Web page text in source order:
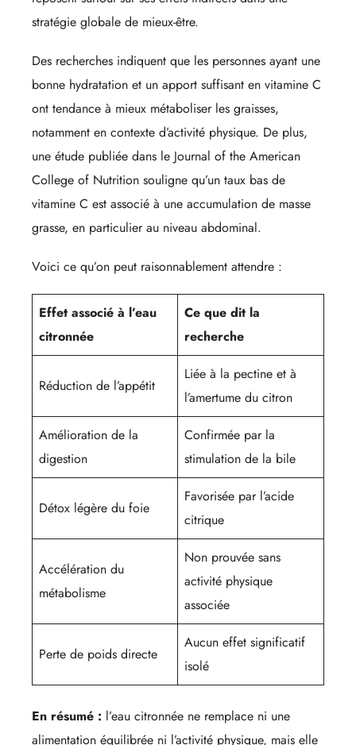
stratégie globale de mieux-être.
Des recherches indiquent que les personnes ayant une
bonne hydratation et un apport suffisant en vitamine C
ont tendance à mieux métaboliser les graisses,
notamment en contexte d’activité physique. De plus,
une étude publiée dans le Journal of the American
College of Nutrition souligne qu’un taux bas de
vitamine C est associé à une accumulation de masse
grasse, en particulier au niveau abdominal.
Voici ce qu’on peut raisonnablement attendre :
Effet associé à l’eau
citronnée
Ce que dit la
recherche
Réduction de l’appétit
Liée à la pectine et à
l’amertume du citron
Amélioration de la
digestion
Confirmée par la
stimulation de la bile
Détox légère du foie
Favorisée par l’acide
citrique
Accélération du
métabolisme
Non prouvée sans
activité physique
associée
Perte de poids directe
Aucun effet significatif
isolé
En résumé : l’eau citronnée ne remplace ni une
alimentation équilibrée ni l’activité physique, mais elle